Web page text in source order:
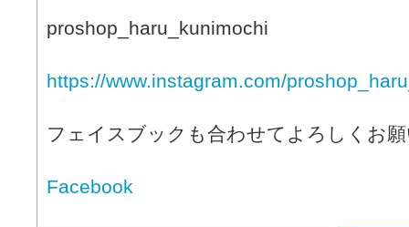
proshop_haru_kunimochi
https://www.instagram.com/
フェイスブックも合わせてよろしくお
Facebook